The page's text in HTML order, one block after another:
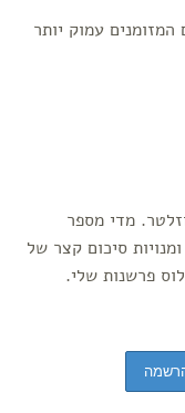
עמוק יותר
מדי מספר
ליותר מ-1,000 מנויים ומנויות סיכום קצר של
פרשנות שלי.